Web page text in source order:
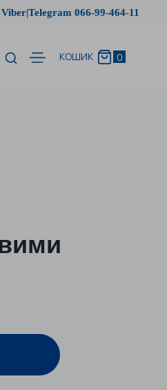
Viber|Telegram 066-99-464-11
КОШИК 0